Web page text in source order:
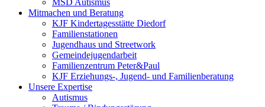
MSD Autismus
Mitmachen und Beratung
KJF Kindertagesstätte Diedorf
Familienstationen
Jugendhaus und Streetwork
Gemeindejugendarbeit
Familienzentrum Peter&Paul
KJF Erziehungs-, Jugend- und Familienberatung
Unsere Expertise
Autismus